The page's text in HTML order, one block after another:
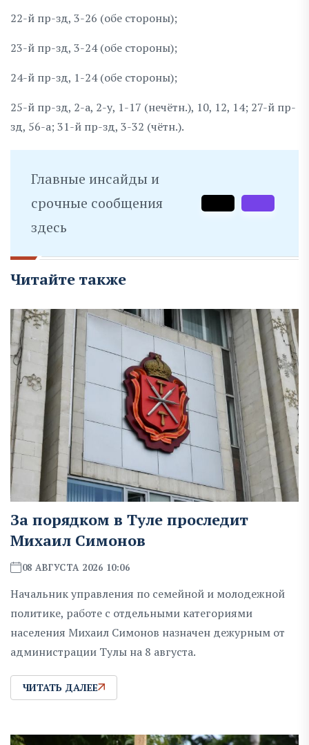
22-й пр-зд, 3-26 (обе стороны);
23-й пр-зд, 3-24 (обе стороны);
24-й пр-зд, 1-24 (обе стороны);
25-й пр-зд, 2-а, 2-у, 1-17 (нечётн.), 10, 12, 14; 27-й пр-
зд, 56-а; 31-й пр-зд, 3-32 (чётн.).
Главные инсайды и
срочные сообщения
здесь
Читайте также
За порядком в Туле проследит
Михаил Симонов
08 АВГУСТА 2026 10:06
Начальник управления по семейной и молодежной
политике, работе с отдельными категориями
населения Михаил Симонов назначен дежурным от
администрации Тулы на 8 августа.
ЧИТАТЬ ДАЛЕЕ